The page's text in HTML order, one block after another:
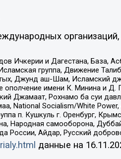
организаций,
Ичкерии и Дагестана, База,
группа, Движение
Джунд аш-Шам, Исламский
имени К. Минина и Д.
Джамаат, Рохнамо ба суи
Socialism/White Power,
п. Кушкуль г. Оренбург,
Народная самооборона,
России, Айдар, Русский
данные на